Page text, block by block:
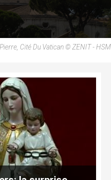
Cité Du Vatican © ZENIT - HSM